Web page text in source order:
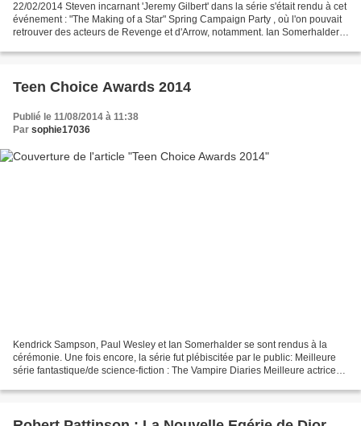
22/02/2014 Steven incarnant 'Jeremy Gilbert' dans la série s'était rendu à cet
événement : "The Making of a Star" Spring Campaign Party , où l'on pouvait
retrouver des acteurs de Revenge et d'Arrow, notamment. Ian Somerhalder,
Teen Choice Awards 2014
Publié le 11/08/2014 à 11:38
Par sophie17036
Kendrick Sampson, Paul Wesley et Ian Somerhalder se sont rendus à la
cérémonie. Une fois encore, la série fut plébiscitée par le public: Meilleure
série fantastique/de science-fiction : The Vampire Diaries Meilleure actrice